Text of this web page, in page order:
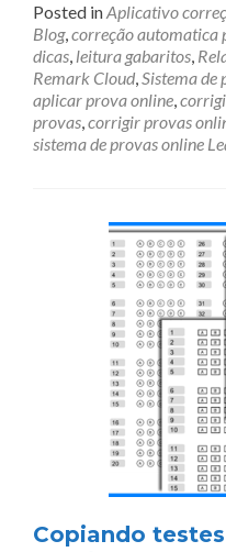
Posted inAplicativo
Blog,correção automatica
dicas, leitura gabaritos,
Remark Cloud,Sistema de
aplicar prova online,
provas,corrigir provas
sistema de provas online
Copiando